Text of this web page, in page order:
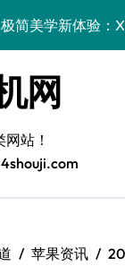
极简美学新体验：
华为nova15 Ultra，
真我GT8 Pro：极
三星W26：极简设
三星W26极简新宠
网
站！
苹果资讯